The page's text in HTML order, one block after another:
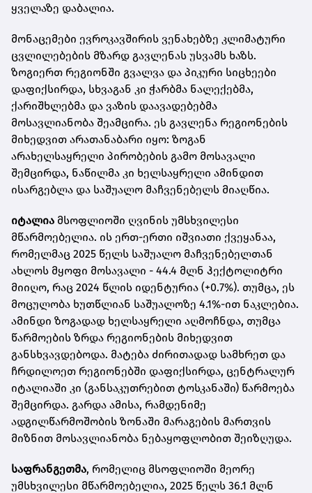
ყველაზე დაბალია.
მონაცემები ევროკავშირის ვენახებზე კლიმატური
ცვლილებების მზარდ გავლენას უსვამს ხაზს.
ზოგიერთ რეგიონში გვალვა და პიკური სიცხეები
დაფიქსირდა, სხვაგან კი ჭარბმა ნალექებმა,
ქარიშხლებმა და ვაზის დაავადებებმა
მოსავლიანობა შეამცირა. ეს გავლენა რეგიონების
მიხედვით არათანაბარი იყო: ზოგან
არახელსაყრელი პირობების გამო მოსავალი
შემცირდა, ნაწილმა კი ხელსაყრელი ამინდით
ისარგებლა და საშუალო მაჩვენებელს მიაღწია.
იტალია მსოფლიოში ღვინის უმსხვილესი
მწარმოებელია. ის ერთ-ერთი იშვიათი ქვეყანაა,
რომელმაც 2025 წელს საშუალო მაჩვენებელთან
ახლოს მყოფი მოსავალი - 44.4 მლნ ჰექტოლიტრი
მიიღო, რაც 2024 წლის იდენტურია (+0.7%). თუმცა, ეს
მოცულობა ხუთწლიან საშუალოზე 4.1%-ით ნაკლებია.
ამინდი ზოგადად ხელსაყრელი აღმოჩნდა, თუმცა
წარმოების ზრდა რეგიონების მიხედვით
განსხვავდებოდა. მატება ძირითადად სამხრეთ და
ჩრდილოეთ რეგიონებში დაფიქსირდა, ცენტრალურ
იტალიაში კი (განსაკუთრებით ტოსკანაში) წარმოება
შემცირდა. გარდა ამისა, რამდენიმე
ადგილწარმოშობის ზონაში მარაგების მართვის
მიზნით მოსავლიანობა ნებაყოფლობით შეიზღუდა.
საფრანგეთმა, რომელიც მსოფლიოში მეორე
უმსხვილესი მწარმოებელია, 2025 წელს 36.1 მლნ